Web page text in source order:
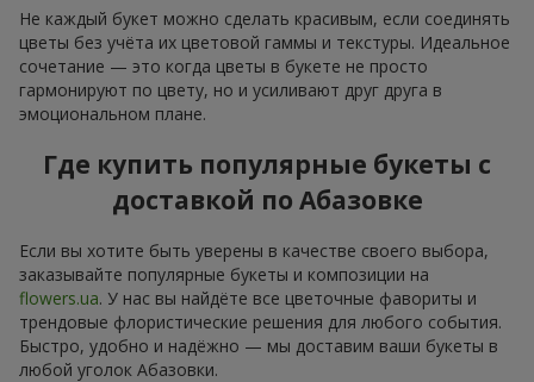
Не каждый букет можно сделать красивым, если соединять
цветы без учёта их цветовой гаммы и текстуры. Идеальное
сочетание — это когда цветы в букете не просто
гармонируют по цвету, но и усиливают друг друга в
эмоциональном плане.
Где купить популярные букеты с
доставкой по Абазовке
Если вы хотите быть уверены в качестве своего выбора,
заказывайте популярные букеты и композиции на
flowers.ua. У нас вы найдёте все цветочные фавориты и
трендовые флористические решения для любого события.
Быстро, удобно и надёжно — мы доставим ваши букеты в
любой уголок Абазовки.